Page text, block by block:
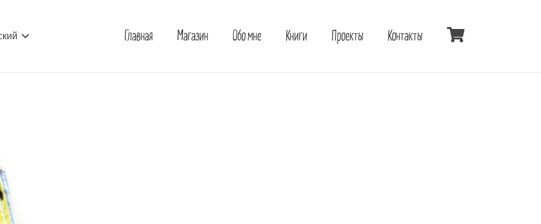
Главная Магазин Обо мне Книги Проекты Контакты